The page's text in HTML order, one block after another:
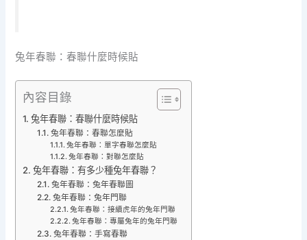
兔年春聯：春聯什麼時候貼
內容目錄
兔年春聯：春聯什麼時候貼
兔年春聯：春聯怎麼貼
兔年春聯：單字春聯怎麼貼
兔年春聯：對聯怎麼貼
兔年春聯：有多少種兔年春聯？
兔年春聯：兔年春聯圖
兔年春聯：兔年門聯
兔年春聯：接續虎年的兔年門聯
兔年春聯：專屬兔年的兔年門聯
兔年春聯：手寫春聯